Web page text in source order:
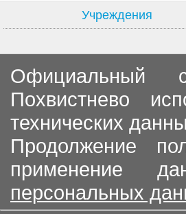
Учреждения
Официальный
Похвистнево
технических
Продолжение
применение
персональных